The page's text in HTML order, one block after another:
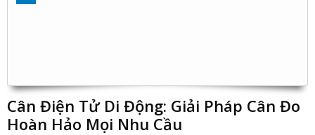
Cân Điện Tử Di Động: Giải Pháp Cân Đo
Hoàn Hảo Mọi Nhu Cầu